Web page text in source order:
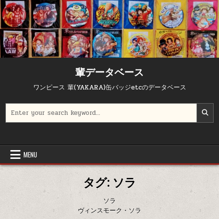
Skip to content
輩データベース
ワンピース 輩(YAKARA)缶バッジetcのデータベース
MENU
タグ: ソラ
ソラ
ヴィンスモーク・ソラ